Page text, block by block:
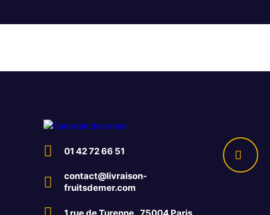
01 42 72 66 51
contact@livraison-
fruitsdemer.com